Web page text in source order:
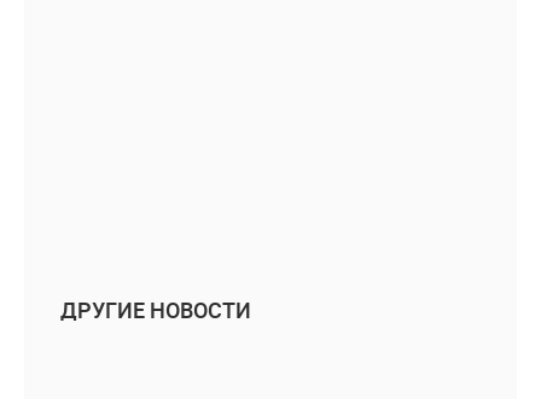
ДРУГИЕ НОВОСТИ